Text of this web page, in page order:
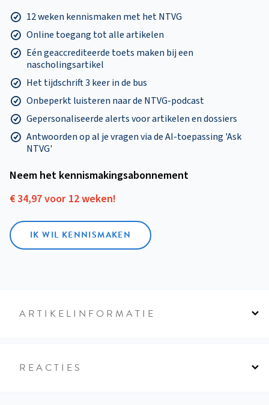
12 weken kennismaken met het NTVG
Online toegang tot alle artikelen
Eén geaccrediteerde toets maken bij een
nascholingsartikel
Het tijdschrift 3 keer in de bus
Onbeperkt luisteren naar de NTVG-podcast
Gepersonaliseerde alerts voor artikelen en dossiers
Antwoorden op al je vragen via de AI-toepassing 'Ask
NTVG'
Neem het kennismakings­abonnement
€ 34,97 voor 12 weken!
IK WIL KENNISMAKEN
ARTIKELINFORMATIE
REACTIES